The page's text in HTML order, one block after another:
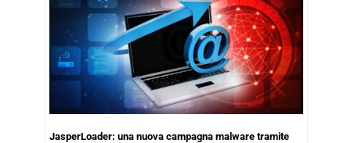
JasperLoader: una nuova campagna malware tramite